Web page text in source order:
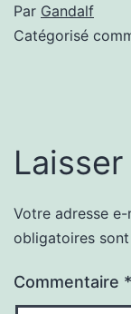
Par Gandalf
Catégorisé
Votre adresse
obligatoires
Commentaire *